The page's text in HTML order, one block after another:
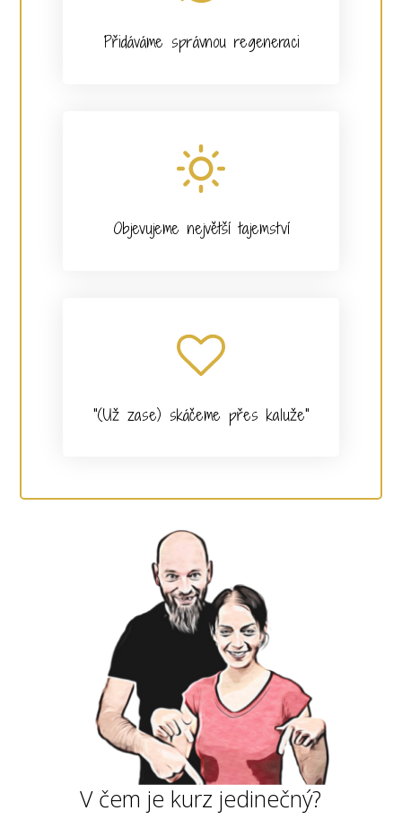
Přidáváme správnou regeneraci
Objevujeme největší tajemství
"(Už zase) skáčeme přes kaluže"
V čem je kurz jedinečný?